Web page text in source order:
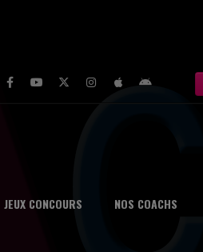
JEUX CONCOURS NOS COACHS